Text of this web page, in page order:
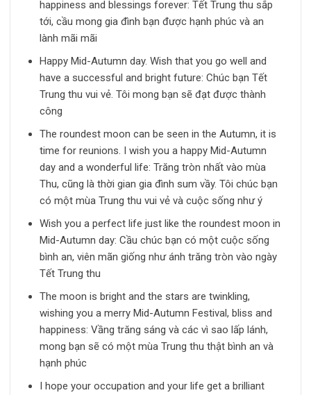
happiness and blessings forever: Tết Trung thu sắp
tới, cầu mong gia đình bạn được hạnh phúc và an
lành mãi mãi
Happy Mid-Autumn day. Wish that you go well and
have a successful and bright future: Chúc bạn Tết
Trung thu vui vẻ. Tôi mong bạn sẽ đạt được thành
công
The roundest moon can be seen in the Autumn, it is
time for reunions. I wish you a happy Mid-Autumn
day and a wonderful life: Trăng tròn nhất vào mùa
Thu, cũng là thời gian gia đình sum vầy. Tôi chúc bạn
có một mùa Trung thu vui vẻ và cuộc sống như ý
Wish you a perfect life just like the roundest moon in
Mid-Autumn day: Cầu chúc bạn có một cuộc sống
bình an, viên mãn giống như ánh trăng tròn vào ngày
Tết Trung thu
The moon is bright and the stars are twinkling,
wishing you a merry Mid-Autumn Festival, bliss and
happiness: Vầng trăng sáng và các vì sao lấp lánh,
mong bạn sẽ có một mùa Trung thu thật bình an và
hạnh phúc
I hope your occupation and your life get a brilliant